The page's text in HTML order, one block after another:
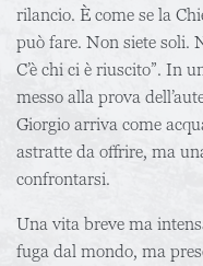
rilancio. È come se la
può fare. Non siete soli.
C’è chi ci è riuscito”. In
messo alla prova
Giorgio arriva come
astratte da offrire, ma
confrontarsi.
Una vita breve ma
fuga dal mondo, ma